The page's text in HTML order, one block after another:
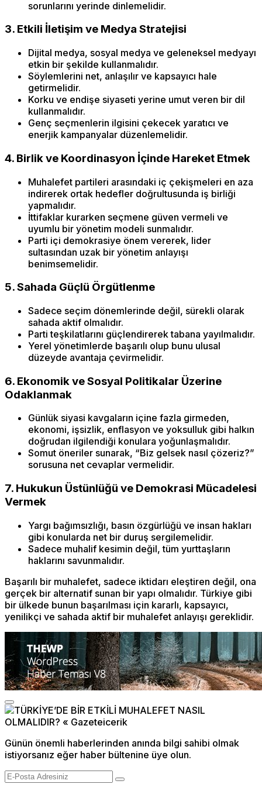
sorunlarını yerinde dinlemelidir.
3. Etkili İletişim ve Medya Stratejisi
Dijital medya, sosyal medya ve geleneksel medyayı
etkin bir şekilde kullanmalıdır.
Söylemlerini net, anlaşılır ve kapsayıcı hale
getirmelidir.
Korku ve endişe siyaseti yerine umut veren bir dil
kullanmalıdır.
Genç seçmenlerin ilgisini çekecek yaratıcı ve
enerjik kampanyalar düzenlemelidir.
4. Birlik ve Koordinasyon İçinde Hareket Etmek
Muhalefet partileri arasındaki iç çekişmeleri en aza
indirerek ortak hedefler doğrultusunda iş birliği
yapmalıdır.
İttifaklar kurarken seçmene güven vermeli ve
uyumlu bir yönetim modeli sunmalıdır.
Parti içi demokrasiye önem vererek, lider
sultasından uzak bir yönetim anlayışı
benimsemelidir.
5. Sahada Güçlü Örgütlenme
Sadece seçim dönemlerinde değil, sürekli olarak
sahada aktif olmalıdır.
Parti teşkilatlarını güçlendirerek tabana yayılmalıdır.
Yerel yönetimlerde başarılı olup bunu ulusal
düzeyde avantaja çevirmelidir.
6. Ekonomik ve Sosyal Politikalar Üzerine
Odaklanmak
Günlük siyasi kavgaların içine fazla girmeden,
ekonomi, işsizlik, enflasyon ve yoksulluk gibi halkın
doğrudan ilgilendiği konulara yoğunlaşmalıdır.
Somut öneriler sunarak, “Biz gelsek nasıl çözeriz?”
sorusuna net cevaplar vermelidir.
7. Hukukun Üstünlüğü ve Demokrasi Mücadelesi
Vermek
Yargı bağımsızlığı, basın özgürlüğü ve insan hakları
gibi konularda net bir duruş sergilemelidir.
Sadece muhalif kesimin değil, tüm yurttaşların
haklarını savunmalıdır.
Başarılı bir muhalefet, sadece iktidarı eleştiren değil, ona
gerçek bir alternatif sunan bir yapı olmalıdır. Türkiye gibi
bir ülkede bunun başarılması için kararlı, kapsayıcı,
yenilikçi ve sahada aktif bir muhalefet anlayışı gereklidir.
Günün önemli haberlerinden anında bilgi sahibi olmak
istiyorsanız eğer haber bültenine üye olun.